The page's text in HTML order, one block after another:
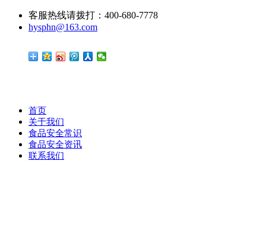
客服热线请拨打：400-680-7778
hysphn@163.com
首页
关于我们
食品安全常识
食品安全资讯
联系我们